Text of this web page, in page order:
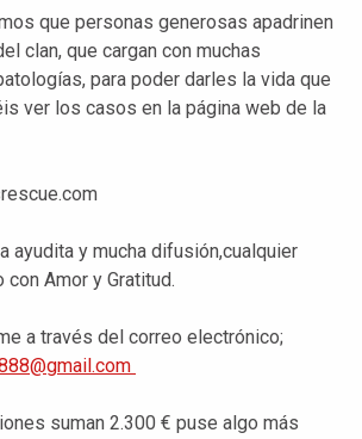
que personas generosas apadrinen
clan, que cargan con muchas
para poder darles la vida que
ver los casos en la página web de la
ayudita y mucha difusión,cualquier
Amor y Gratitud.
a través del correo electrónico;
suman 2.300 € puse algo más